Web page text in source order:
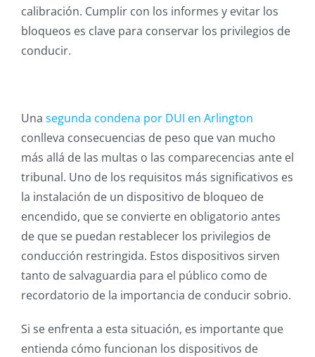
calibración. Cumplir con los informes y evitar los
bloqueos es clave para conservar los privilegios de
conducir.
Una segunda condena por DUI en Arlington
conlleva consecuencias de peso que van mucho
más allá de las multas o las comparecencias ante el
tribunal. Uno de los requisitos más significativos es
la instalación de un dispositivo de bloqueo de
encendido, que se convierte en obligatorio antes
de que se puedan restablecer los privilegios de
conducción restringida. Estos dispositivos sirven
tanto de salvaguardia para el público como de
recordatorio de la importancia de conducir sobrio.
Si se enfrenta a esta situación, es importante que
entienda cómo funcionan los dispositivos de